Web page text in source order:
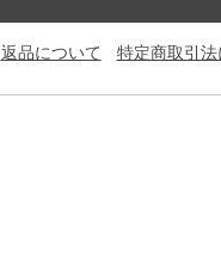
返品について 特定商取引